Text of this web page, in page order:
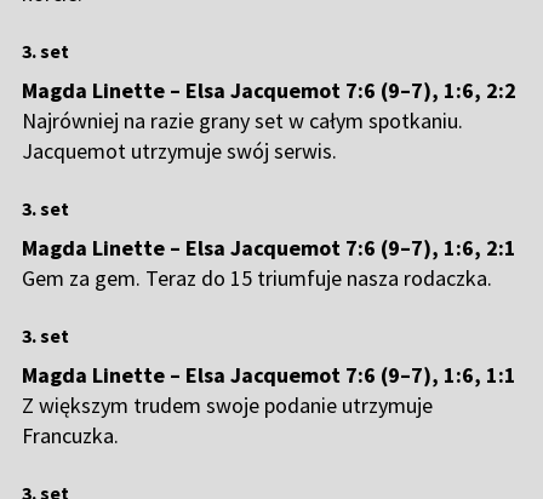
3. set
Magda Linette – Elsa Jacquemot 7:6 (9–7), 1:6, 2:2
Najrówniej na razie grany set w całym spotkaniu.
Jacquemot utrzymuje swój serwis.
3. set
Magda Linette – Elsa Jacquemot 7:6 (9–7), 1:6, 2:1
Gem za gem. Teraz do 15 triumfuje nasza rodaczka.
3. set
Magda Linette – Elsa Jacquemot 7:6 (9–7), 1:6, 1:1
Z większym trudem swoje podanie utrzymuje
Francuzka.
3. set